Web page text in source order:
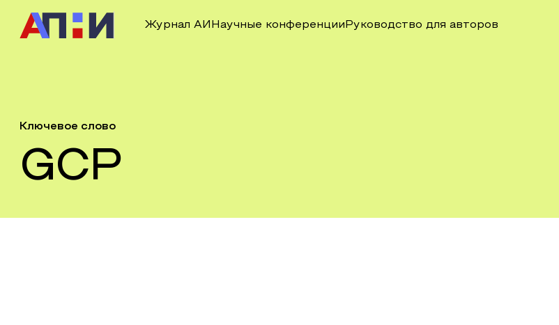
Журнал АИ Научные конференции Руководство для авторов
Ключевое слово
GCP